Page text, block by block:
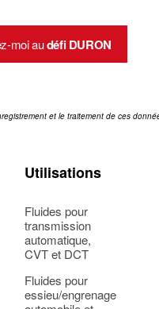
moi audéfi DURON
et le traitement de ces
Utilisations
Fluides pour
transmission
automatique,
CVT et DCT
Fluides pour
essieu/engrenage